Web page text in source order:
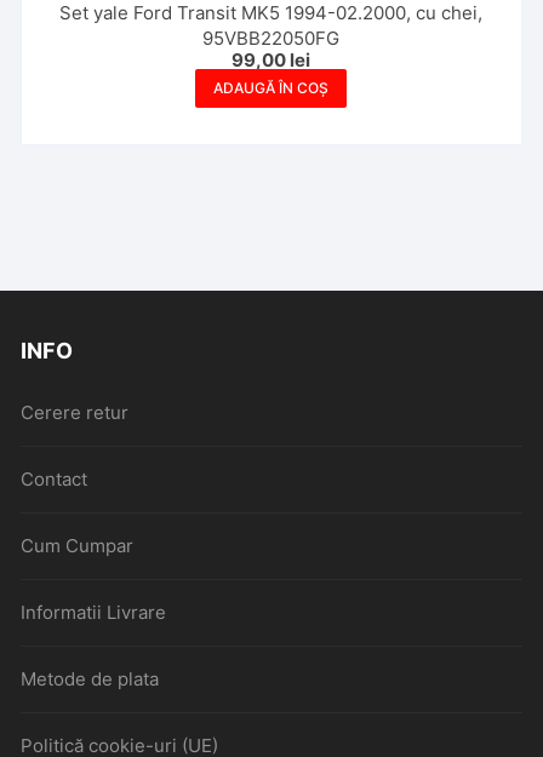
Set yale Ford Transit MK5 1994-02.2000, cu chei,
95VBB22050FG
99,00 lei
ADAUGĂ ÎN COȘ
INFO
Cerere retur
Contact
Cum Cumpar
Informatii Livrare
Metode de plata
Politică cookie-uri (UE)